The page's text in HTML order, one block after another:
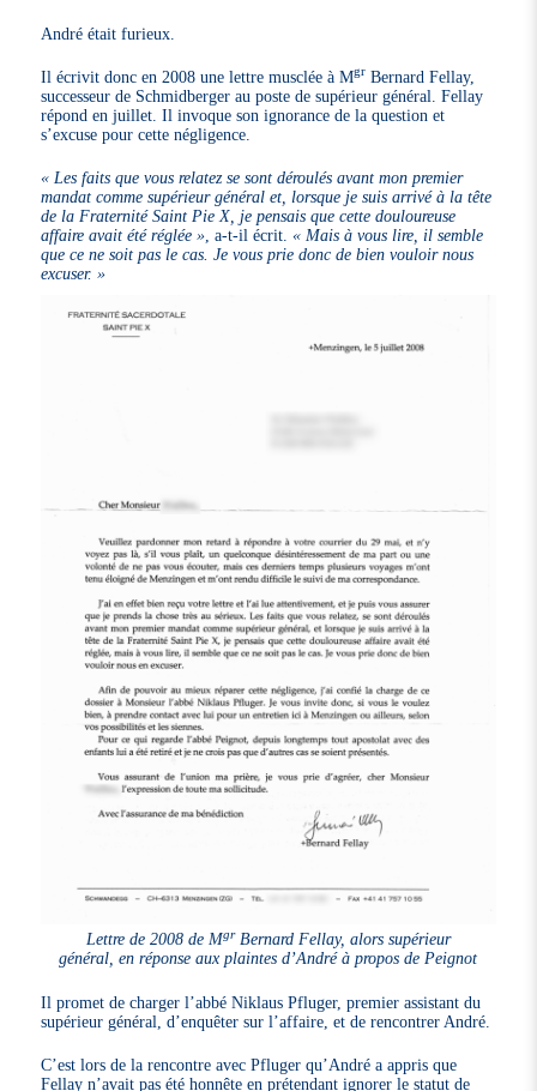
André était furieux.
Il écrivit donc en 2008 une lettre musclée à Mgr Bernard Fellay,
successeur de Schmidberger au poste de supérieur général. Fellay
répond en juillet. Il invoque son ignorance de la question et
s’excuse pour cette négligence.
« Les faits que vous relatez se sont déroulés avant mon premier
mandat comme supérieur général et, lorsque je suis arrivé à la tête
de la Fraternité Saint Pie X, je pensais que cette douloureuse
affaire avait été réglée » , a-t-il écrit.« Mais à vous lire, il semble
que ce ne soit pas le cas. Je vous prie donc de bien vouloir nous
excuser. »
Lettre de 2008 de MgrBernard Fellay, alors supérieur
général, en réponse aux plaintes d’André à propos de Peignot
Il promet de charger l’abbé Niklaus Pfluger, premier assistant du
supérieur général, d’enquêter sur l’affaire, et de rencontrer André.
C’est lors de la rencontre avec Pfluger qu’André a appris que
Fellay n’avait pas été honnête en prétendant ignorer le statut de